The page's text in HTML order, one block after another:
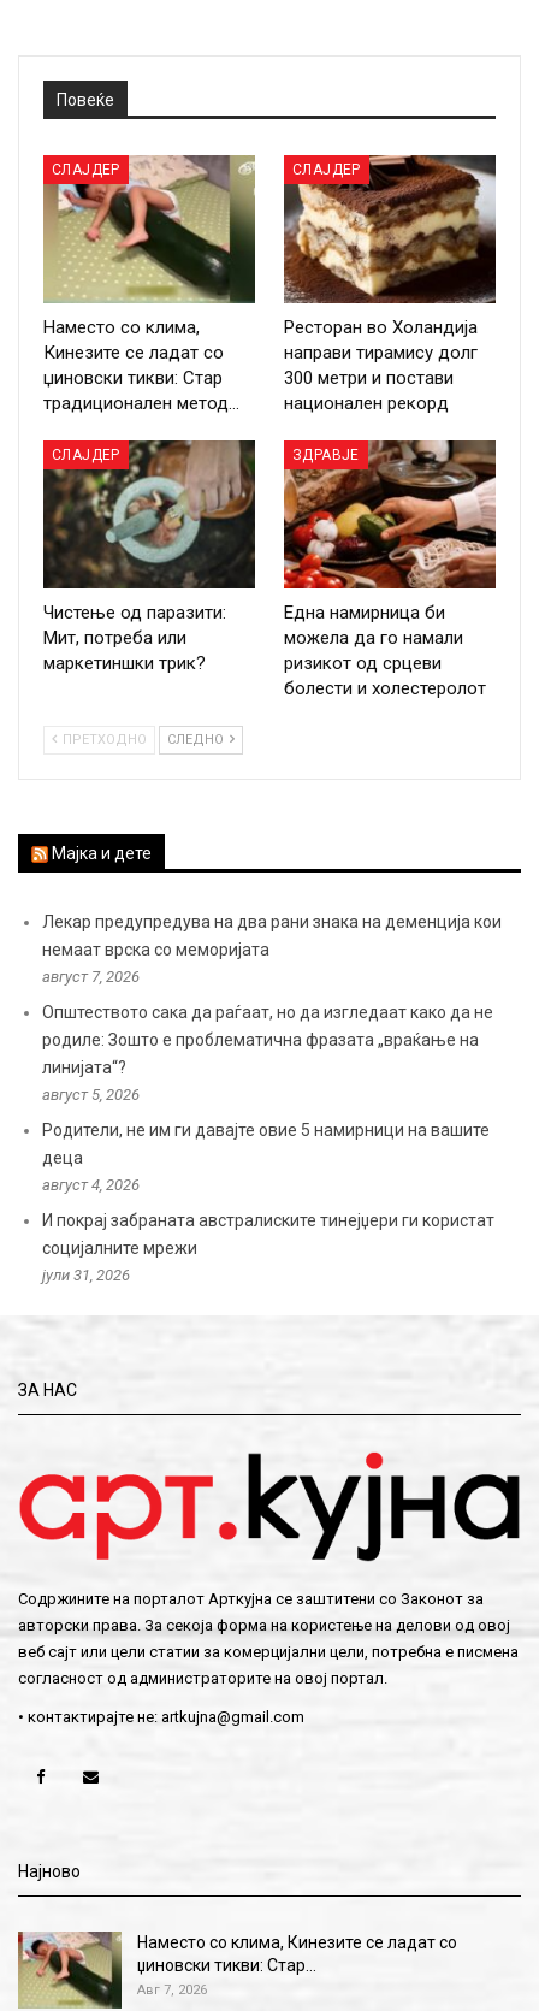
Повеќе
СЛАЈДЕР
Наместо со клима,
Кинезите се ладат со
џиновски тикви: Стар
традиционален метод…
СЛАЈДЕР
Ресторан во Холандија
направи тирамису долг
300 метри и постави
национален рекорд
СЛАЈДЕР
Чистење од паразити:
Мит, потреба или
маркетиншки трик?
ЗДРАВЈЕ
Една намирница би
можела да го намали
ризикот од срцеви
болести и холестеролот
ПРЕТХОДНО СЛЕДНО
Мајка и дете
Лекар предупредува на два рани знака на деменција кои
немаат врска со меморијата
август 7, 2026
Општеството сака да раѓаат, но да изгледаат како да не
родиле: Зошто е проблематична фразата „враќање на
линијата“?
август 5, 2026
Родители, не им ги давајте овие 5 намирници на вашите
деца
август 4, 2026
И покрај забраната австралиските тинејџери ги користат
социјалните мрежи
јули 31, 2026
ЗА НАС
Содржините на порталот Арткујна се заштитени со Законот за
авторски права. За секоја форма на користење на делови од овој
веб сајт или цели статии за комерцијални цели, потребна е писмена
согласност од администраторите на овој портал.
• контактирајте не: artkujna@gmail.com
Најново
Наместо со клима, Кинезите се ладат со
џиновски тикви: Стар…
Авг 7, 2026